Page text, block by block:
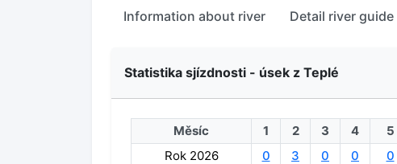
Information about river Detail river guide
Statistika sjízdnosti - úsek z Teplé
Měsíc 1 2 3 4 5
Rok 2026
0 3 0 0 0